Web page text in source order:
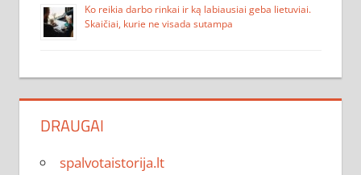
Ko reikia darbo rinkai ir ką labiausiai geba lietuviai.
Skaičiai, kurie ne visada sutampa
DRAUGAI
spalvotaistorija.lt